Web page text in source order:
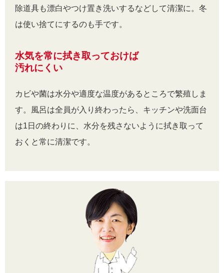
除道具も漂白やつけ置き洗いするなどして清潔に。冬
は使い捨てにするのも手です。
水気を常に拭き取っておけば
汚れにくい
カビや菌は水分や適度な温度があるところで繁殖しま
す。風呂は全員が入り終わったら、キッチンや洗面台
は1日の終わりに、水分を残さないように拭き取って
おくと常に清潔です。